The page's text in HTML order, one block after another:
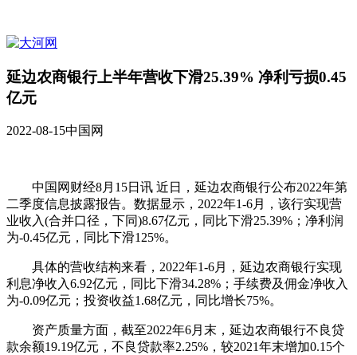
延边农商银行上半年营收下滑25.39% 净利亏损0.45
亿元
2022-08-15中国网
中国网财经8月15日讯 近日，延边农商银行公布2022年第
二季度信息披露报告。数据显示，2022年1-6月，该行实现营
业收入(合并口径，下同)8.67亿元，同比下滑25.39%；净利润
为-0.45亿元，同比下滑125%。
具体的营收结构来看，2022年1-6月，延边农商银行实现
利息净收入6.92亿元，同比下滑34.28%；手续费及佣金净收入
为-0.09亿元；投资收益1.68亿元，同比增长75%。
资产质量方面，截至2022年6月末，延边农商银行不良贷
款余额19.19亿元，不良贷款率2.25%，较2021年末增加0.15个